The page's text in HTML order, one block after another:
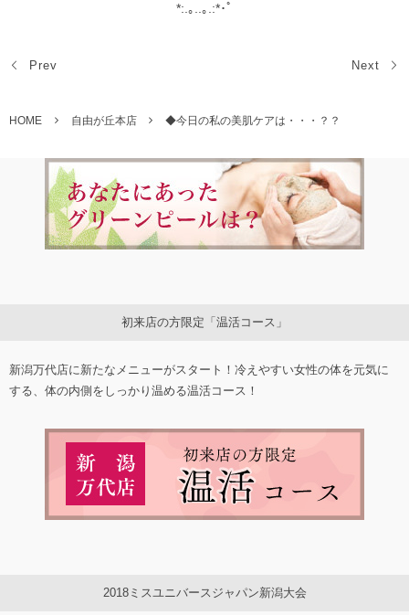
*:.｡..｡.:*･ﾟ
Prev Next
HOME 自由が丘本店 ◆今日の私の美肌ケアは・・・？？
初来店の方限定「温活コース」
新潟万代店に新たなメニューがスタート！冷えやすい女性の体を元気に
する、体の内側をしっかり温める温活コース！
2018ミスユニバースジャパン新潟大会